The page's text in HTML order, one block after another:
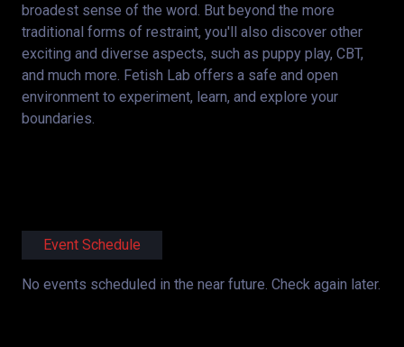
broadest sense of the word. But beyond the more
traditional forms of restraint, you'll also discover other
exciting and diverse aspects, such as puppy play, CBT,
and much more. Fetish Lab offers a safe and open
environment to experiment, learn, and explore your
boundaries.
Event Schedule
No events scheduled in the near future. Check again later.